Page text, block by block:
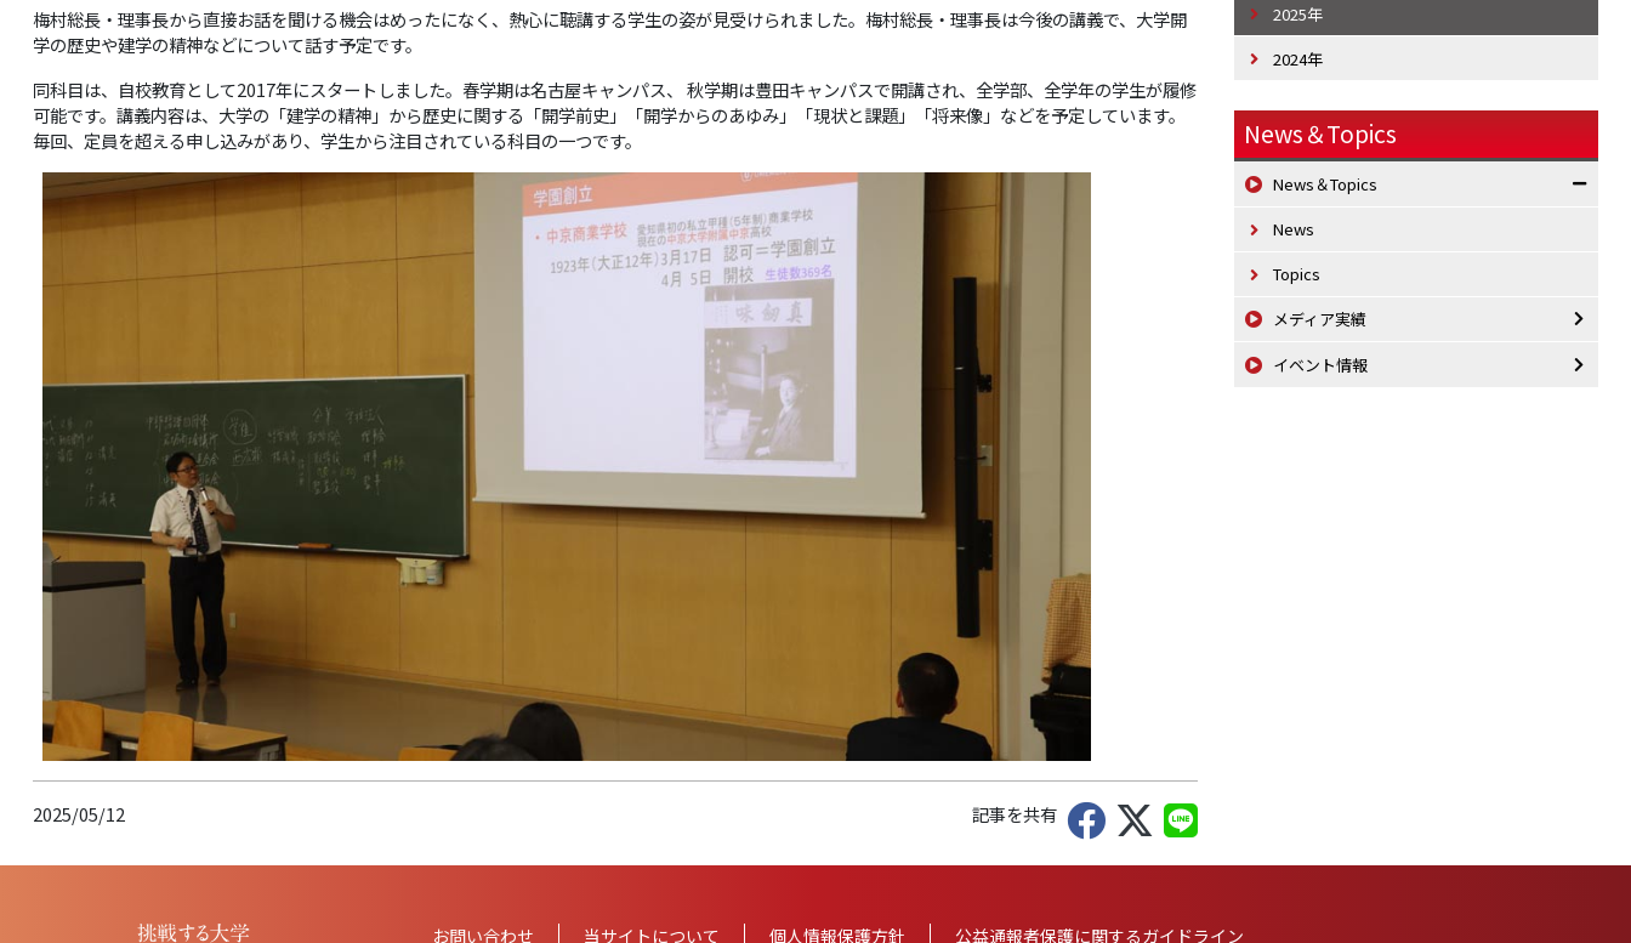
梅村総長・理事長から直接お話を聞ける機会はめったになく、熱心に聴講する学生の姿が見受けられました。梅村総長・理事長は今後の講義で、大学開
学の歴史や建学の精神などについて話す予定です。
同科目は、自校教育として2017年にスタートしました。春学期は名古屋キャンパス、 秋学期は豊田キャンパスで開講され、全学部、全学年の学生が履修
可能です。講義内容は、大学の「建学の精神」から歴史に関する「開学前史」「開学からのあゆみ」「現状と課題」「将来像」などを予定しています。
毎回、定員を超える申し込みがあり、学生から注目されている科目の一つです。
2025/05/12 記事を共有
2025年
2024年
News＆Topics
News＆Topics
News
Topics
メディア実績
イベント情報
お問い合わせ 当サイトについて 個人情報保護方針 公益通報者保護に関するガイドライン